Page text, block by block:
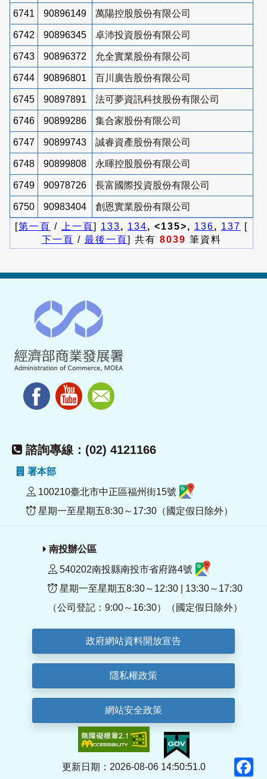
6741 90896149 萬陽控股股份有限公司
6742 90896345 卓沛投資股份有限公司
6743 90896372 允全實業股份有限公司
6744 90896801 百川廣告股份有限公司
6745 90897891 法可夢資訊科技股份有限公司
6746 90899286 集合家股份有限公司
6747 90899743 誠睿資產股份有限公司
6748 90899808 永暉控股股份有限公司
6749 90978726 長富國際投資股份有限公司
6750 90983404
創恩實業股份有限公司
[第一頁 / 上一頁] 133, 134, <135>, 136, 137 [
下一頁 / 最後一頁] 共有 8039 筆資料
諮詢專線：(02) 4121166
署本部
100210臺北市中正區福州街15號
星期一至星期五8:30～17:30（國定假日除外）
南投辦公區
540202南投縣南投市省府路4號
星期一至星期五8:30～12:30 | 13:30～17:30
（公司登記：9:00～16:30）（國定假日除外）
政府網站資料開放宣告
隱私權政策
網站安全政策
更新日期：2026-08-06 14:50:51.0